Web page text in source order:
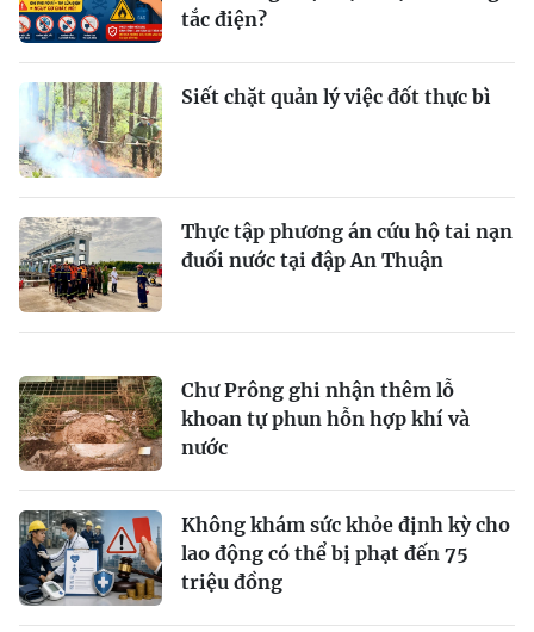
tắc điện?
Siết chặt quản lý việc đốt thực bì
Thực tập phương án cứu hộ tai nạn
đuối nước tại đập An Thuận
Chư Prông ghi nhận thêm lỗ
khoan tự phun hỗn hợp khí và
nước
Không khám sức khỏe định kỳ cho
lao động có thể bị phạt đến 75
triệu đồng